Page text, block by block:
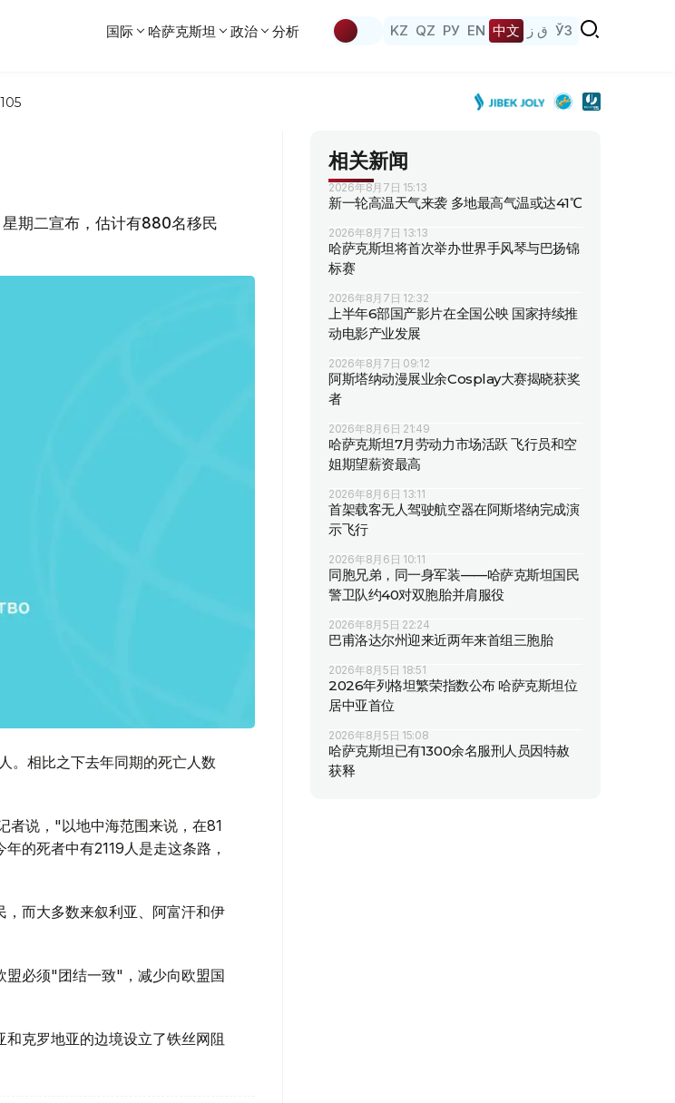
国际 哈萨克斯坦 政治 分析 KZ QZ РУ EN 中文 ق ز ЎЗ
期二宣布，估计有880名移民
。相比之下去年同期的死亡人数
者说，"以地中海范围来说，在81
的死者中有2119人是走这条路，
而大多数来叙利亚、阿富汗和伊
盟必须"团结一致"，减少向欧盟国
克罗地亚的边境设立了铁丝网阻
相关新闻
2026年8月7日 15:13
新一轮高温天气来袭 多地最高气温或达41℃
2026年8月7日 13:13
哈萨克斯坦将首次举办世界手风琴与巴扬锦
标赛
2026年8月7日 12:32
上半年6部国产影片在全国公映 国家持续推
动电影产业发展
2026年8月7日 09:12
阿斯塔纳动漫展业余Cosplay大赛揭晓获奖
者
2026年8月6日 21:49
哈萨克斯坦7月劳动力市场活跃 飞行员和空
姐期望薪资最高
2026年8月6日 13:11
首架载客无人驾驶航空器在阿斯塔纳完成演
示飞行
2026年8月6日 10:11
同胞兄弟，同一身军装——哈萨克斯坦国民
警卫队约40对双胞胎并肩服役
2026年8月5日 22:24
巴甫洛达尔州迎来近两年来首组三胞胎
2026年8月5日 18:51
2026年列格坦繁荣指数公布 哈萨克斯坦位
居中亚首位
2026年8月5日 15:08
哈萨克斯坦已有1300余名服刑人员因特赦
获释